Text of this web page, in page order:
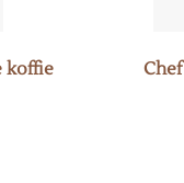
koffie